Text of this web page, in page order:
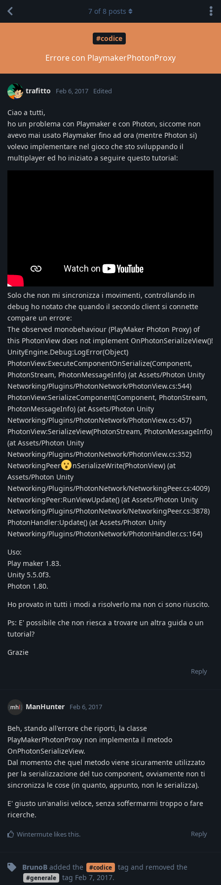
#codice
Errore con PlaymakerPhotonProxy
7 of8 posts
trafitto Feb 6, 2017 Edited
Ciao a tutti,
ho un problema con Playmaker e con Photon, siccome non
avevo mai usato Playmaker fino ad ora (mentre Photon si)
volevo implementare nel gioco che sto sviluppando il
multiplayer ed ho iniziato a seguire questo tutorial:
Solo che non mi sincronizza i movimenti, controllando in
debug ho notato che quando il secondo client si connette
compare un errore:
The observed monobehaviour (PlayMaker Photon Proxy) of
this PhotonView does not implement OnPhotonSerializeView()!
UnityEngine.Debug:LogError(Object)
PhotonView:ExecuteComponentOnSerialize(Component,
PhotonStream, PhotonMessageInfo) (at Assets/Photon Unity
Networking/Plugins/PhotonNetwork/PhotonView.cs:544)
PhotonView:SerializeComponent(Component, PhotonStream,
PhotonMessageInfo) (at Assets/Photon Unity
Networking/Plugins/PhotonNetwork/PhotonView.cs:457)
PhotonView:SerializeView(PhotonStream, PhotonMessageInfo)
(at Assets/Photon Unity
Networking/Plugins/PhotonNetwork/PhotonView.cs:352)
NetworkingPeer
nSerializeWrite(PhotonView) (at
Assets/Photon Unity
Networking/Plugins/PhotonNetwork/NetworkingPeer.cs:4009)
NetworkingPeer:RunViewUpdate() (at Assets/Photon Unity
Networking/Plugins/PhotonNetwork/NetworkingPeer.cs:3878)
PhotonHandler:Update() (at Assets/Photon Unity
Networking/Plugins/PhotonNetwork/PhotonHandler.cs:164)
Uso:
Play maker 1.83.
Unity 5.5.0f3.
Photon 1.80.
Ho provato in tutti i modi a risolverlo ma non ci sono riuscito.
Ps: E' possibile che non riesca a trovare un altra guida o un
tutorial?
Grazie
Reply
ManHunter Feb 6, 2017
Beh, stando all'errore che riporti, la classe
PlayMakerPhotonProxy non implementa il metodo
OnPhotonSerializeView.
Dal momento che quel metodo viene sicuramente utilizzato
per la serializzazione del tuo component, ovviamente non ti
sincronizza le cose (in quanto, appunto, non le serializza).
E' giusto un'analisi veloce, senza soffermarmi troppo o fare
ricerche.
Reply
Wintermute likes this.
BrunoB added the #codice tag and removed the
#generale tag Feb 7, 2017.